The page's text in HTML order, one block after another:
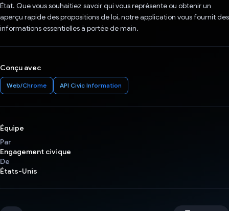
État. Que vous souhaitiez savoir qui vous représente ou obtenir un
aperçu rapide des propositions de loi, notre application vous fournit des
informations essentielles à portée de main.
Conçu avec
Web/Chrome API Civic Information
Équipe
Par
Engagement civique
De
États-Unis